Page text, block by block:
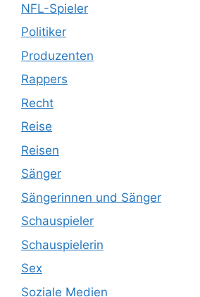
NFL-Spieler
Politiker
Produzenten
Rappers
Recht
Reise
Reisen
Sänger
Sängerinnen und Sänger
Schauspieler
Schauspielerin
Sex
Soziale Medien